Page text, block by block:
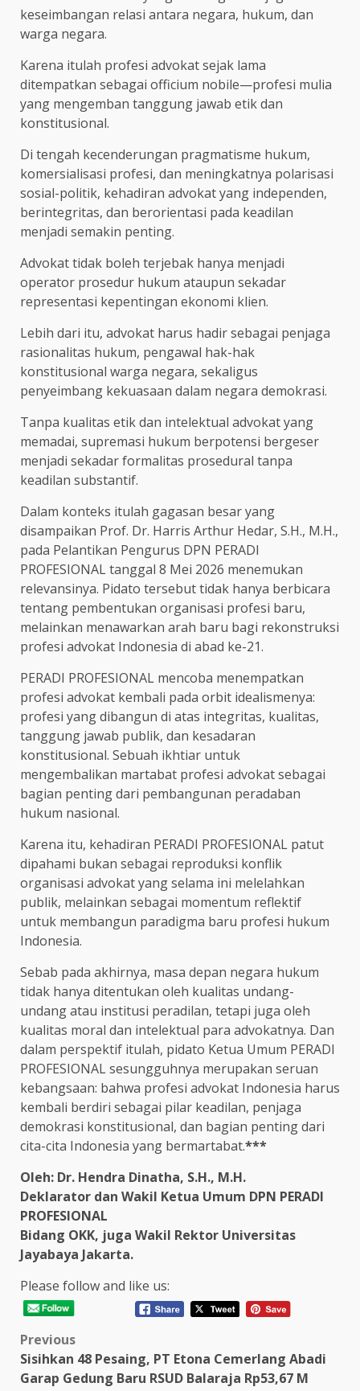
keseimbangan relasi antara negara, hukum, dan
warga negara.
Karena itulah profesi advokat sejak lama
ditempatkan sebagai officium nobile—profesi mulia
yang mengemban tanggung jawab etik dan
konstitusional.
Di tengah kecenderungan pragmatisme hukum,
komersialisasi profesi, dan meningkatnya polarisasi
sosial-politik, kehadiran advokat yang independen,
berintegritas, dan berorientasi pada keadilan
menjadi semakin penting.
Advokat tidak boleh terjebak hanya menjadi
operator prosedur hukum ataupun sekadar
representasi kepentingan ekonomi klien.
Lebih dari itu, advokat harus hadir sebagai penjaga
rasionalitas hukum, pengawal hak-hak
konstitusional warga negara, sekaligus
penyeimbang kekuasaan dalam negara demokrasi.
Tanpa kualitas etik dan intelektual advokat yang
memadai, supremasi hukum berpotensi bergeser
menjadi sekadar formalitas prosedural tanpa
keadilan substantif.
Dalam konteks itulah gagasan besar yang
disampaikan Prof. Dr. Harris Arthur Hedar, S.H., M.H.,
pada Pelantikan Pengurus DPN PERADI
PROFESIONAL tanggal 8 Mei 2026 menemukan
relevansinya. Pidato tersebut tidak hanya berbicara
tentang pembentukan organisasi profesi baru,
melainkan menawarkan arah baru bagi rekonstruksi
profesi advokat Indonesia di abad ke-21.
PERADI PROFESIONAL mencoba menempatkan
profesi advokat kembali pada orbit idealismenya:
profesi yang dibangun di atas integritas, kualitas,
tanggung jawab publik, dan kesadaran
konstitusional. Sebuah ikhtiar untuk
mengembalikan martabat profesi advokat sebagai
bagian penting dari pembangunan peradaban
hukum nasional.
Karena itu, kehadiran PERADI PROFESIONAL patut
dipahami bukan sebagai reproduksi konflik
organisasi advokat yang selama ini melelahkan
publik, melainkan sebagai momentum reflektif
untuk membangun paradigma baru profesi hukum
Indonesia.
Sebab pada akhirnya, masa depan negara hukum
tidak hanya ditentukan oleh kualitas undang-
undang atau institusi peradilan, tetapi juga oleh
kualitas moral dan intelektual para advokatnya. Dan
dalam perspektif itulah, pidato Ketua Umum PERADI
PROFESIONAL sesungguhnya merupakan seruan
kebangsaan: bahwa profesi advokat Indonesia harus
kembali berdiri sebagai pilar keadilan, penjaga
demokrasi konstitusional, dan bagian penting dari
cita-cita Indonesia yang bermartabat.***
Oleh: Dr. Hendra Dinatha, S.H., M.H.
Deklarator dan Wakil Ketua Umum DPN PERADI
PROFESIONAL
Bidang OKK, juga Wakil Rektor Universitas
Jayabaya Jakarta.
Please follow and like us:
Post
navigation
Previous
Sisihkan 48 Pesaing, PT Etona Cemerlang Abadi
Garap Gedung Baru RSUD Balaraja Rp53,67 M